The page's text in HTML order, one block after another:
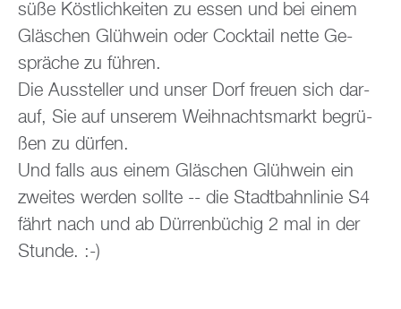
süße Köst­lich­kei­ten zu essen und bei einem
Gläs­chen Glüh­wein oder Cock­tail nette Ge­
sprä­che zu füh­ren.
Die Aus­stel­ler und unser Dorf freu­en sich dar­
auf, Sie auf un­se­rem Weih­nachts­markt be­grü­
ßen zu dür­fen.
Und falls aus einem Gläs­chen Glüh­wein ein
zwei­tes wer­den soll­te -- die Stadt­bahn­li­nie S4
fährt nach und ab Dür­ren­bü­chig 2 mal in der
Stun­de. :-)